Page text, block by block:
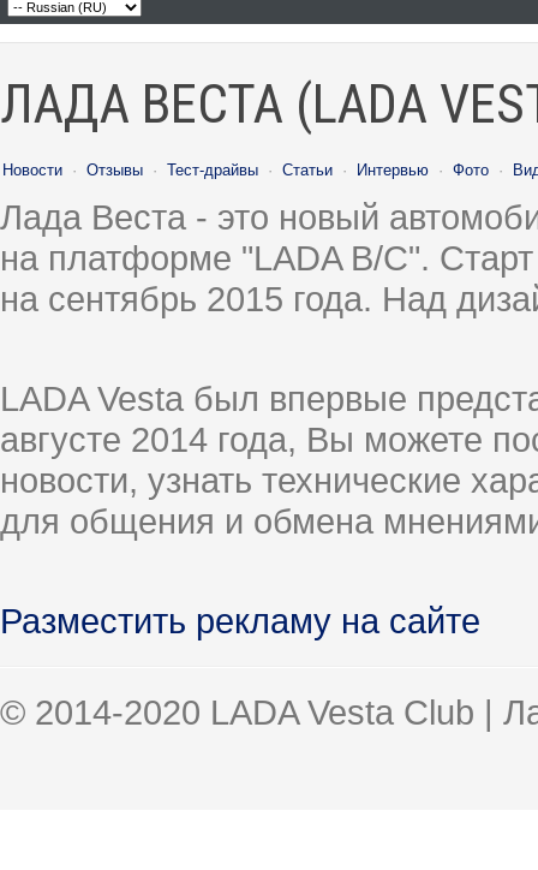
ЛАДА ВЕСТА (LADA
Новости · Отзывы · Тест-драйвы · Статьи · Интервью · Фото ·
Лада Веста - это новый
на платформе "LADA B/C".
на сентябрь 2015 года. Над
LADA Vesta был впервые
августе 2014 года, Вы можете
новости, узнать технические
для общения и обмена
Разместить рекламу на сайте
© 2014-2020 LADA Vesta Club |